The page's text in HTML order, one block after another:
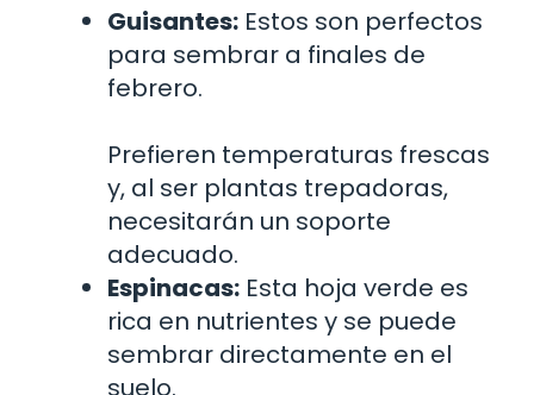
Guisantes: Estos son perfectos
para sembrar a finales de
febrero.
Prefieren temperaturas frescas
y, al ser plantas trepadoras,
necesitarán un soporte
adecuado.
Espinacas: Esta hoja verde es
rica en nutrientes y se puede
sembrar directamente en el
suelo.